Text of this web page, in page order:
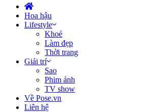
Hoa hậu
Lifestyle
Khoẻ
Làm đẹp
Thời trang
Giải trí
Sao
Phim ảnh
TV show
Về Pose.vn
Liên hệ